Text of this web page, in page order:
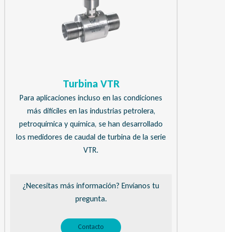
Turbina VTR
Para aplicaciones incluso en las condiciones
más difíciles en las industrias petrolera,
petroquímica y química, se han desarrollado
los medidores de caudal de turbina de la serie
VTR.
¿Necesitas más información? Envíanos tu
pregunta.
Contacto